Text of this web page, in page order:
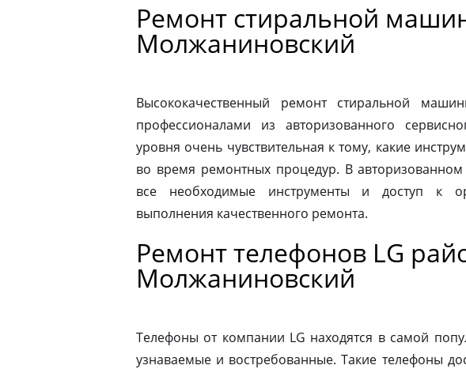
Ремонт стиральной
Молжаниновский
Высококачественный ремонт стиральной
профессионалами из авторизованного
уровня очень чувствительная к тому, какие
во время ремонтных процедур. В
все необходимые инструменты и доступ к
выполнения качественного ремонта.
Ремонт телефонов LG
Молжаниновский
Телефоны от компании LG находятся в самой
узнаваемые и востребованные. Такие телефоны